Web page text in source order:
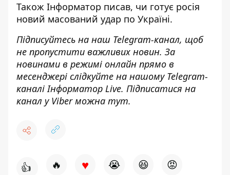
Також Інформатор писав, чи готує росія
новий масований удар по Україні.
Підписуйтесь на наш Telegram-канал, щоб
не пропустити важливих новин. За
новинами в режимі онлайн прямо в
месенджері слідкуйте на нашому Telegram-
каналіІнформатор Live. Підписатися на
канал у Viber можна тут.
👍 🔥 ♥ 😭 😆 😡